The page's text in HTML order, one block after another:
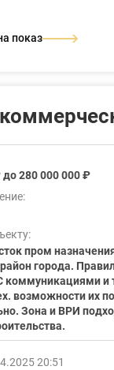
показ
до 280 000 000 ₽
пром
города.
коммуникациями и
возможности их
Зона и ВРИ
20:51